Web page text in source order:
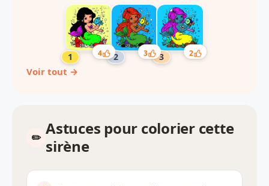
4 3 2
Voir tout →
Astuces pour colorier cette
sirène